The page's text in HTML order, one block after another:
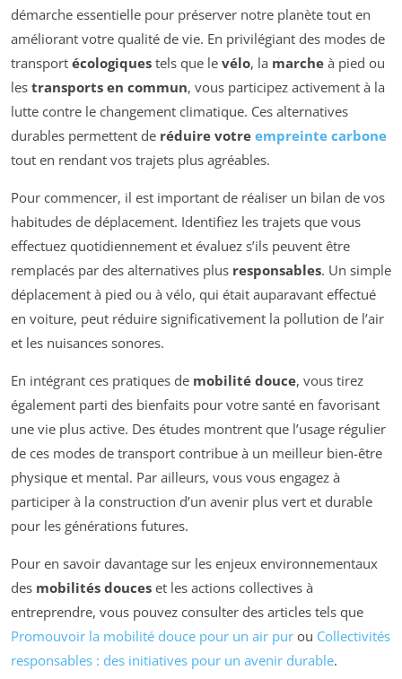
démarche essentielle pour préserver notre planète tout en
améliorant votre qualité de vie. En privilégiant des modes de
transport écologiques tels que le vélo, la marche à pied ou
les transports en commun, vous participez activement à la
lutte contre le changement climatique. Ces alternatives
durables permettent de réduire votre empreinte carbone
tout en rendant vos trajets plus agréables.
Pour commencer, il est important de réaliser un bilan de vos
habitudes de déplacement. Identifiez les trajets que vous
effectuez quotidiennement et évaluez s’ils peuvent être
remplacés par des alternatives plus responsables. Un simple
déplacement à pied ou à vélo, qui était auparavant effectué
en voiture, peut réduire significativement la pollution de l’air
et les nuisances sonores.
En intégrant ces pratiques de mobilité douce, vous tirez
également parti des bienfaits pour votre santé en favorisant
une vie plus active. Des études montrent que l’usage régulier
de ces modes de transport contribue à un meilleur bien-être
physique et mental. Par ailleurs, vous vous engagez à
participer à la construction d’un avenir plus vert et durable
pour les générations futures.
Pour en savoir davantage sur les enjeux environnementaux
des mobilités douces et les actions collectives à
entreprendre, vous pouvez consulter des articles tels que
Promouvoir la mobilité douce pour un air pur ou Collectivités
responsables : des initiatives pour un avenir durable.